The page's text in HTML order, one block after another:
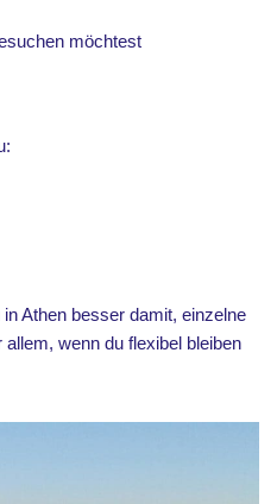
möchtest
Athen besser damit, einzelne
wenn du flexibel bleiben